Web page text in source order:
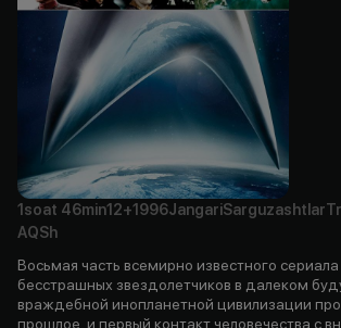
1soat 46min12+1996JangariSarguzashtlar
AQSh
Восьмая часть всемирно известного
бесстрашных звездолетчиков в далеком
враждебной инопланетной цивилизации
прошлое, и первый контакт человечества с